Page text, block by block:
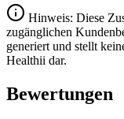
Hinweis: Diese
zugänglichen
generiert und stellt
Healthii dar.
Bewertungen